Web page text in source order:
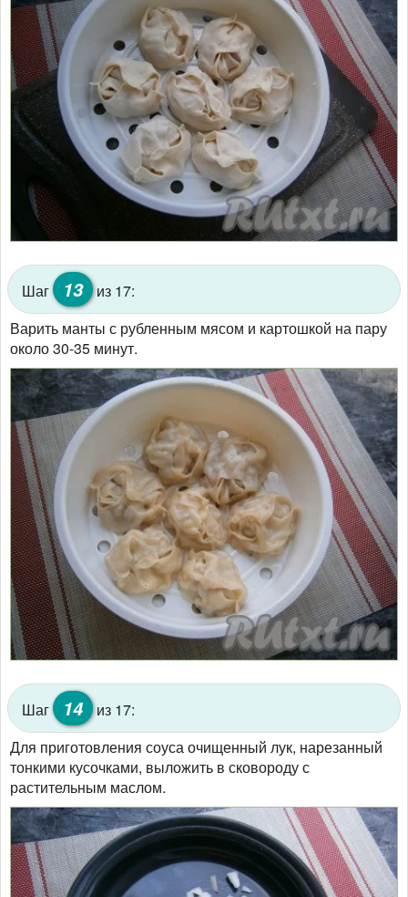
Шаг 13 из 17:
Варить манты с рубленным мясом и картошкой на пару
около 30-35 минут.
Шаг 14 из 17:
Для приготовления соуса очищенный лук, нарезанный
тонкими кусочками, выложить в сковороду с
растительным маслом.